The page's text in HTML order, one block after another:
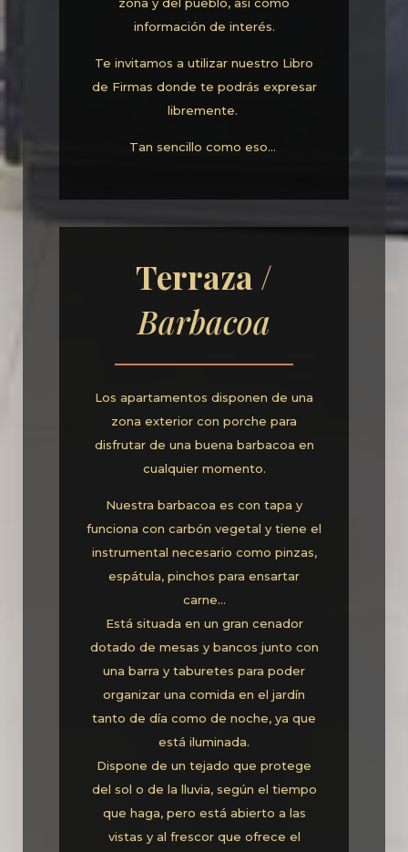
información de interés.
Te invitamos a utilizar nuestro Libro
de Firmas donde te podrás expresar
libremente.
Tan sencillo como eso…
Terraza /
Barbacoa
Los apartamentos disponen de una
zona exterior con porche para
disfrutar de una buena barbacoa en
cualquier momento.
Nuestra barbacoa es con tapa y
funciona con carbón vegetal y tiene el
instrumental necesario como pinzas,
espátula, pinchos para ensartar
carne…
Está situada en un gran cenador
dotado de mesas y bancos junto con
una barra y taburetes para poder
organizar una comida en el jardín
tanto de día como de noche, ya que
está iluminada.
Dispone de un tejado que protege
del sol o de la lluvia, según el tiempo
que haga, pero está abierto a las
vistas y al frescor que ofrece el